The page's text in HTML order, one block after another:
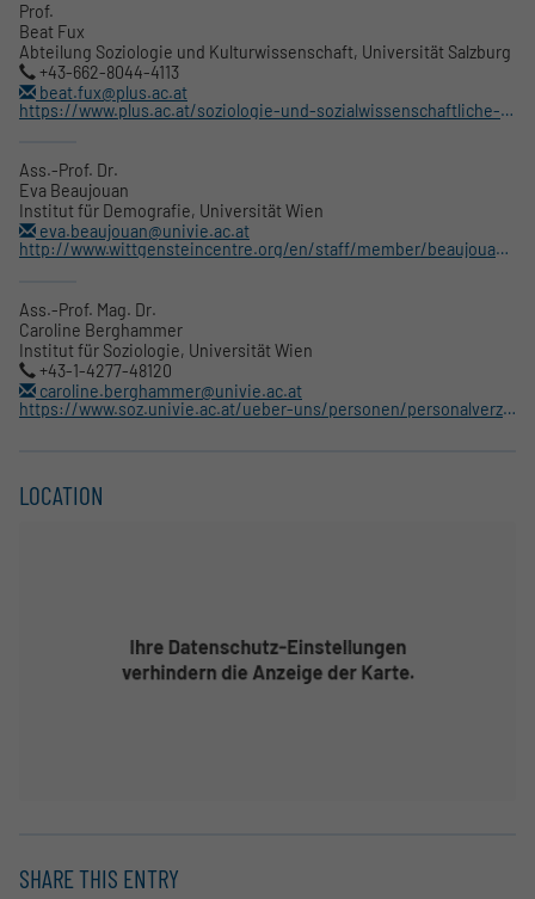
Prof.
Beat Fux
Abteilung Soziologie und Kulturwissenschaft, Universität Salzburg
+43-662-8044-4113
beat.fux@plus.ac.at
https://www.plus.ac.at/soziologie-und-sozialwissenschaftliche-geographie/soziologie/abteilung/team/fux-beat/
Ass.-Prof. Dr.
Eva Beaujouan
Institut für Demografie, Universität Wien
eva.beaujouan@univie.ac.at
http://www.wittgensteincentre.org/en/staff/member/beaujouan.htm
Ass.-Prof. Mag. Dr.
Caroline Berghammer
Institut für Soziologie, Universität Wien
+43-1-4277-48120
caroline.berghammer@univie.ac.at
https://www.soz.univie.ac.at/ueber-uns/personen/personalverzeichnis/detailansicht-personalverzeichnis/user/berghac5/inum/1125/backpid/83313/
LOCATION
SHARE THIS ENTRY